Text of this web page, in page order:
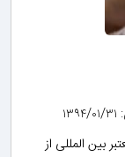
بین المللی از